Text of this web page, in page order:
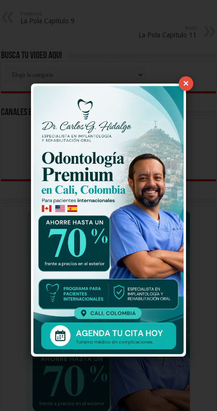
La Pola Capitulo 9
La Pola Capitulo 11
Busca Tu Video Aqui
Aqui
Canales En Vivo
×